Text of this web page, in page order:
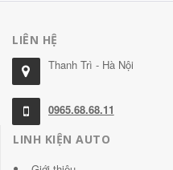
LIÊN HỆ
Thanh Trì - Hà Nội
0965.68.68.11
LINH KIỆN AUTO